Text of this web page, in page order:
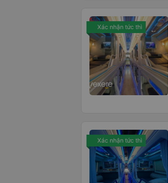
Xác nhận tức thì
Xác nhận tức thì